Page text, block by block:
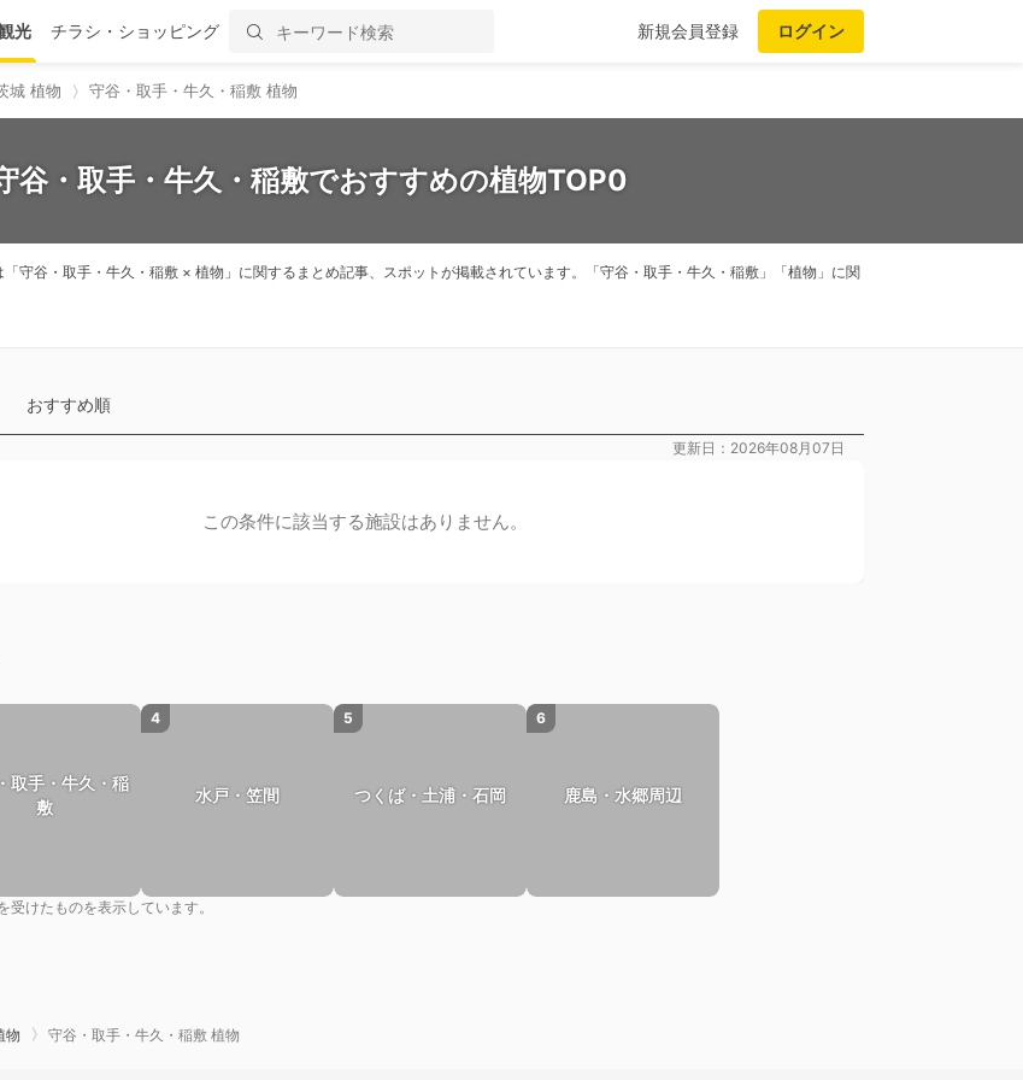
光 チラシ・ショッピング 新規会員登録 ログイン
城 植物 守谷・取手・牛久・稲敷 植物
谷・取手・牛久・稲敷でおすすめの植物TOP0
守谷・取手・牛久・稲敷 × 植物」に関するまとめ記事、スポットが掲載されています。「守谷・取手・牛久・稲敷」「植物」に関
おすすめ順
更新日：2026年08月07日
この条件に該当する施設はありません。
取手・牛久・稲
敷
4
水戸・笠間
5
つくば・土浦・石岡
6
鹿島・水郷周辺
けたものを表示しています。
物 守谷・取手・牛久・稲敷 植物